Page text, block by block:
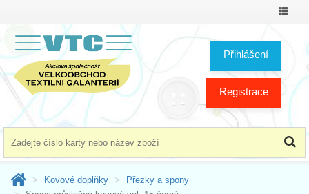
Přihlášení
Registrace
Kovové doplňky
Přezky a spony